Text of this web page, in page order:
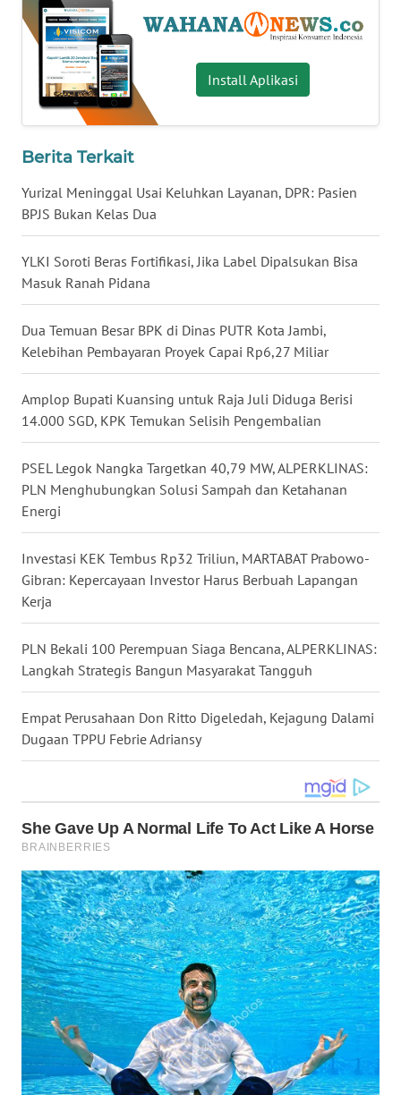
Install Aplikasi
Berita Terkait
Yurizal Meninggal Usai Keluhkan Layanan, DPR: Pasien
BPJS Bukan Kelas Dua
YLKI Soroti Beras Fortifikasi, Jika Label Dipalsukan Bisa
Masuk Ranah Pidana
Dua Temuan Besar BPK di Dinas PUTR Kota Jambi,
Kelebihan Pembayaran Proyek Capai Rp6,27 Miliar
Amplop Bupati Kuansing untuk Raja Juli Diduga Berisi
14.000 SGD, KPK Temukan Selisih Pengembalian
PSEL Legok Nangka Targetkan 40,79 MW, ALPERKLINAS:
PLN Menghubungkan Solusi Sampah dan Ketahanan
Energi
Investasi KEK Tembus Rp32 Triliun, MARTABAT Prabowo-
Gibran: Kepercayaan Investor Harus Berbuah Lapangan
Kerja
PLN Bekali 100 Perempuan Siaga Bencana, ALPERKLINAS:
Langkah Strategis Bangun Masyarakat Tangguh
Empat Perusahaan Don Ritto Digeledah, Kejagung Dalami
Dugaan TPPU Febrie Adriansy
WN
BABEL
WN
SUMBAR
WN
WN
WN
LAMPUNG
WN
JATENG
WN
NUSANTARA
WN
JOGJA
WN
JATIM
WN
BALI
WN
WN
KALTARA
WN
KALSEL
WN
KALTIM
WN
SULSEL
WN